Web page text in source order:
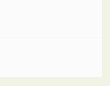
la iluminación led en la calidad de la